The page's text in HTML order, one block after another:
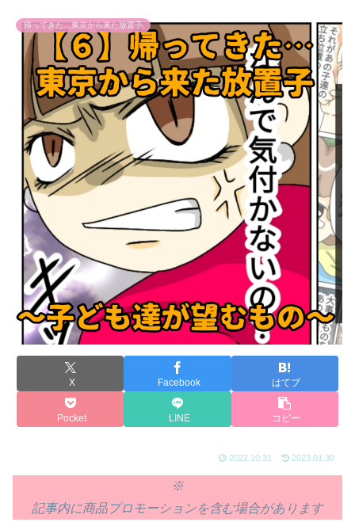
帰ってきた…東京から来た放置子
X Facebook はてブ
Pocket LINE コピー
2022.10.31 2023.01.30
※
記事内に商品プロモーションを含む場合があります